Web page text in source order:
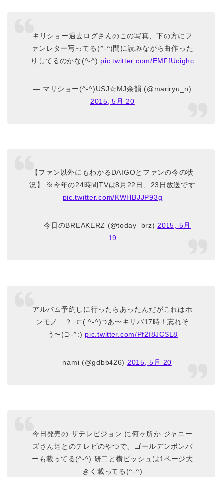
キリショー過去ログさんのこの写真、下の方にフ
ァンレター写ってる(^-^)間に読みながら曲作った
りしてるのかな(^-^) pic.twitter.com/EMFfUcighc
— マリショー(^-^)USJ☆MJ余韻 (@mariryu_n)
2015, 5月 20
【ファン以外にもわかるDAIGOとファンの今の状
況】 ※今年の24時間TVは8月22日、23日放送です
pic.twitter.com/KWHBJJP93g
— 今日のBREAKERZ (@today_brz)2015, 5月
19
アルバム予約しに行ったらあったんだがこれはホ
ンモノ…？≡⊂( ^-^)⊃あ〜キリバ17時！忘れそ
う〜(⊃-^:) pic.twitter.com/Pf2I8JCSL8
— nami (@gdbb426) 2015, 5月 20
今日発売の ザテレビジョン に何ヶ所か ジャニー
ズさん達とのテレビのやつで、ゴールデンボンバ
ーも載ってる(^-^) 研二と横ビッシュは1ページ大
きく載ってる(^-^)